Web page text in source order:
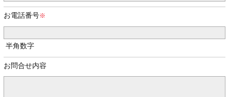
お電話番号
半角数字
お問合せ内容